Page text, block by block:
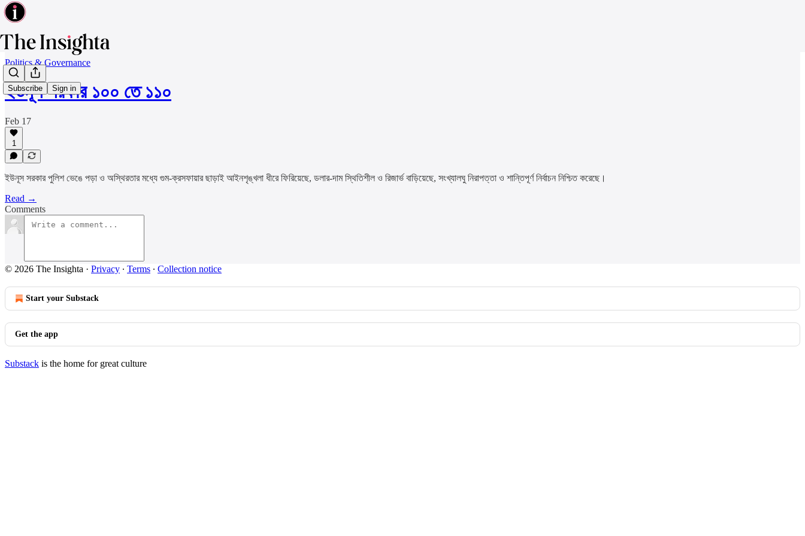
Subscribe Sign in
Politics & Governance
ইউনূস সরকার ১০০ তে ১১০
Feb 17
1
ইউনূস সরকার পুলিশ ভেঙে পড়া ও অস্থিরতার মধ্যে গুম-ক্রসফায়ার ছাড়াই আইনশৃঙ্খলা ধীরে ফিরিয়েছে, ডলার-দাম স্থিতিশীল ও রিজার্ভ বাড়িয়েছে, সংখ্যালঘু নিরাপত্তা ও শান্তিপূর্ণ নির্বাচন নিশ্চিত করেছে।
Read →
Comments
© 2026 The Insighta · Privacy ∙ Terms ∙ Collection notice
Start your Substack
Get the app
Substack is the home for great culture